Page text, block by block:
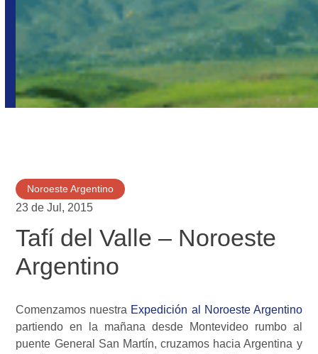
Noroeste Argentino
23 de Jul, 2015
Tafí del Valle – Noroeste
Argentino
Comenzamos nuestra Expedición al Noroeste Argentino
partiendo en la mañana desde Montevideo rumbo al
puente General San Martín, cruzamos hacia Argentina y